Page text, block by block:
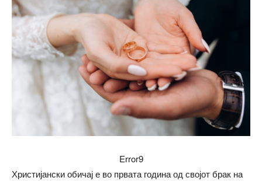
Error9
Христијански обичај е во првата година од својот брак на